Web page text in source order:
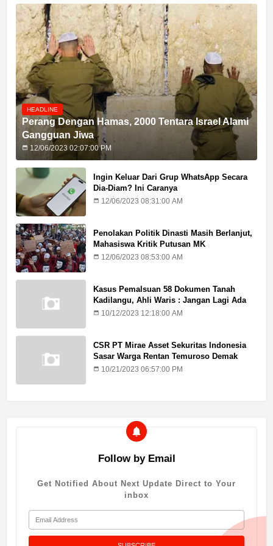
HEADLINE
Perang Dengan Hamas, 2000 Tentara Israel Alami
Gangguan Jiwa
12/06/2023 02:07:00 PM
Ingin Keluar Dari Grup WhatsApp Secara
Dia-Diam? Ini Caranya
12/06/2023 08:31:00 AM
Penolakan Politik Dinasti Masih Berlanjut,
Mahasiswa Kritik Putusan MK
12/06/2023 08:53:00 AM
Kasus Pemalsuan 58 Dokumen Tanah
Kadilangu, Ahli Waris : Jangan Lagi Ada
Penundaan Hukuman
10/12/2023 12:18:00 AM
CSR PT Mirae Asset Sekuritas Indonesia
Sasar Warga Rentan Temuroso Demak
10/21/2023 06:57:00 PM
Follow by Email
Get Notified About Next Update Direct to Your
inbox